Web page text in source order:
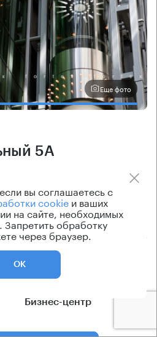
Еще фото
5А
16 мин
шоссе
Ставка арендной платы
по запросу
Бизнес-центр
вы соглашаетесь с
cookieи ваших
на сайте, необходимых
Запретить обработку
через браузер.
ОК